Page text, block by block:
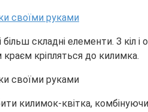
складні елементи. З кіл і
кріпляться до килимка.
килимок-квітка, комбінуючи